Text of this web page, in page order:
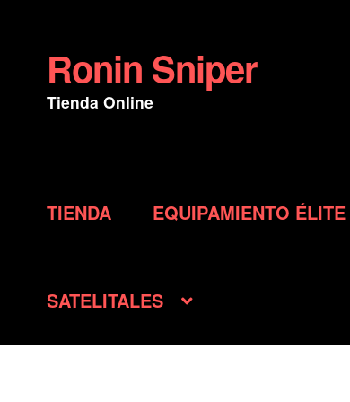
Ir
a
la
Ir
al
contenido
Ronin Sniper
Tienda Online
TIENDA EQUIPAMIENTO ÉLITE
SATELITALES